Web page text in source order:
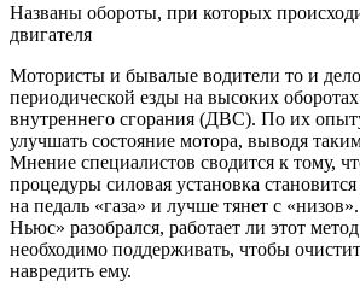
Названы обороты, при которых
двигателя
Мотористы и бывалые водители то и
периодической езды на высоких оборотах
внутреннего сгорания (ДВС). По их
улучшать состояние мотора, выводя
Мнение специалистов сводится к тому,
процедуры силовая установка
на педаль «газа» и лучше тянет с
Ньюс» разобрался, работает ли этот
необходимо поддерживать, чтобы
навредить ему.